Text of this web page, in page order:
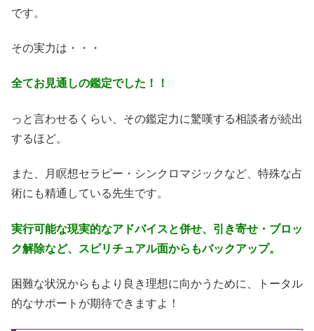
です。
その実力は・・・
全てお見通しの鑑定でした！！
っと言わせるくらい、その鑑定力に驚嘆する相談者が続出
するほど。
また、月瞑想セラピー・シンクロマジックなど、特殊な占
術にも精通している先生です。
実行可能な現実的なアドバイスと併せ、引き寄せ・ブロッ
ク解除など、スピリチュアル面からもバックアップ。
困難な状況からもより良き理想に向かうために、トータル
的なサポートが期待できますよ！